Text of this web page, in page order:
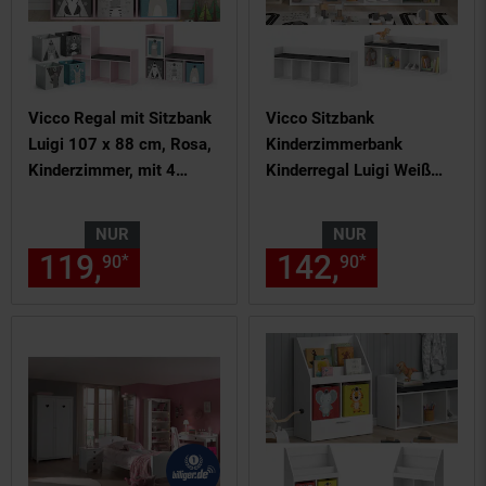
Vicco Regal mit Sitzbank
Luigi 107 x 88 cm, Rosa,
Kinderzimmer, mit 4
NUR
119,90* € Sternchen
Vicco Sitzbank
Kinderzimmerbank
Kinderregal Luigi Weiß
Kinderzimmer Regal
Aufbewahrungsregal
Bücherregal Lesebank
Kombi 4 Fächer
NUR
142,90*